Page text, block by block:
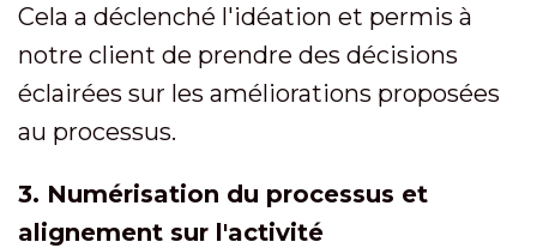
Cela a déclenché l'idéation et permis à
notre client de prendre des décisions
éclairées sur les améliorations proposées
au processus.
3. Numérisation du processus et
alignement sur l'activité